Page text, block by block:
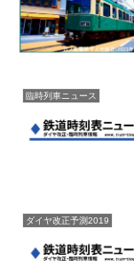
臨時列車ニュース
ダイヤ改正予測2019